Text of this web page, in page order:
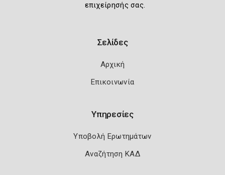
επιχείρησής σας.
Σελίδες
Αρχική
Επικοινωνία
Υπηρεσίες
Υποβολή Ερωτημάτων
Αναζήτηση ΚΑΔ